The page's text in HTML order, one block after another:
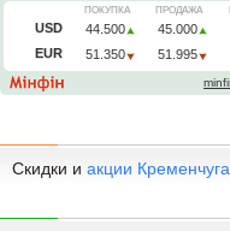
Скидки и акции Кременчуга